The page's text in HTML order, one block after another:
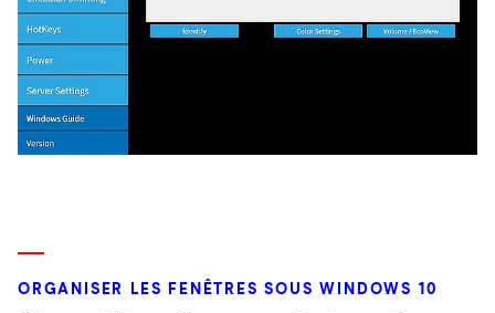
ORGANISER LES FENÊTRES SOUS WINDOWS 10